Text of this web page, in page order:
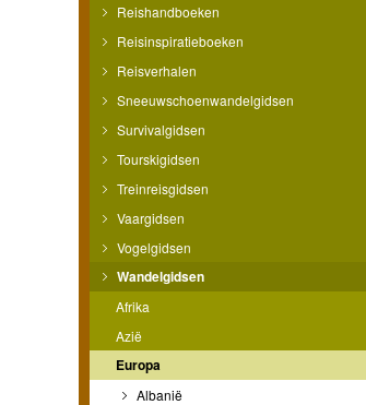
Reishandboeken
Reisinspiratieboeken
Reisverhalen
Sneeuwschoenwandelgidsen
Survivalgidsen
Tourskigidsen
Treinreisgidsen
Vaargidsen
Vogelgidsen
Wandelgidsen
Afrika
Azië
Europa
Albanië